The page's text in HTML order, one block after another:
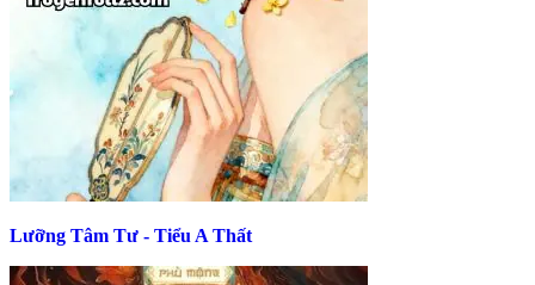
Lưỡng Tâm Tư - Tiểu A Thất